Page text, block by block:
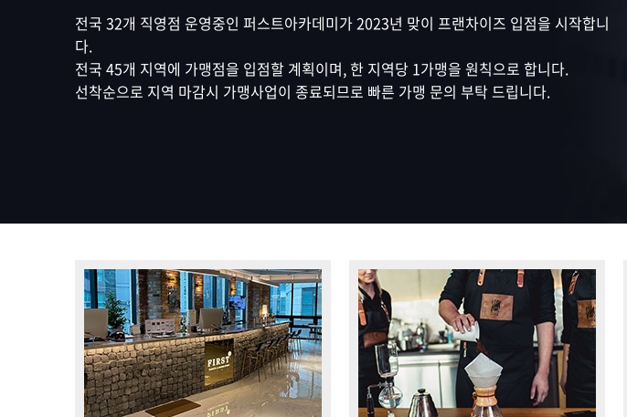
제휴안내 SCA 센서리&브루잉
커피제조 마스터 과정
커피 바리스타 심화
원데이 베이킹 클래스
타르트 마스터 프로
슈 마스터 프로
카페 창업교육
카페창업 메뉴반
베이커리 카페창업 메뉴반
펫푸드 자격증 과정
카페창업 컨설팅
브런치카페 메뉴반
원데이클래스
베이킹원데이클래스
바리스타원데이클래스
커뮤니티
인터뷰
수강생 후기
포토스토리
공지사항&이벤트
취업지원센터 소개
전국 32개 직영점 운영중인 퍼스트아카데미가 2023년 맞이 프랜차이즈 입점을 시작합니
다.
전국 45개 지역에 가맹점을 입점할 계획이며, 한 지역당 1가맹을 원칙으로 합니다.
선착순으로 지역 마감시 가맹사업이 종료되므로 빠른 가맹 문의 부탁 드립니다.